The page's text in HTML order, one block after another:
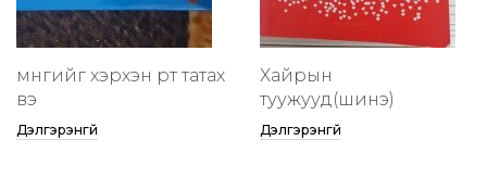
мөнгийг хэрхэн өөртөө татах
вэ
Дэлгэрэнгүй
Хайрын
туужууд(шинэ)
Дэлгэрэнгүй